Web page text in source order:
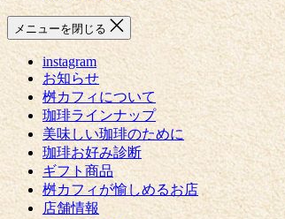
メニューを閉じる
instagram
お知らせ
桝カフィについて
珈琲ラインナップ
美味しい珈琲のために
珈琲お好み診断
ギフト商品
桝カフィが愉しめるお店
店舗情報